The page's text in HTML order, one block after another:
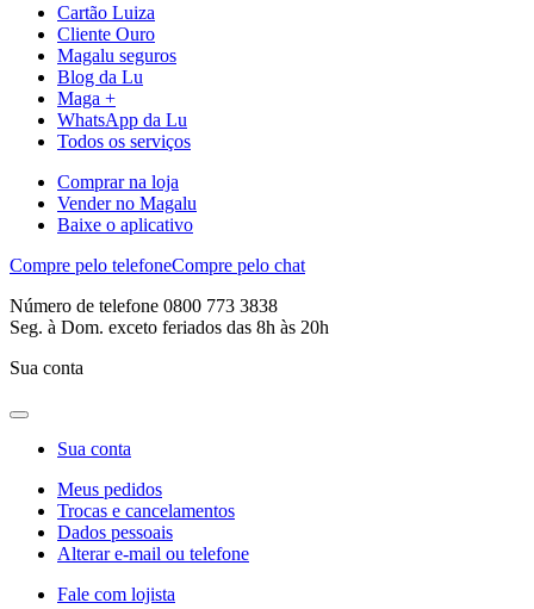
Cartão Luiza
Cliente Ouro
Magalu seguros
Blog da Lu
Maga +
WhatsApp da Lu
Todos os serviços
Comprar na loja
Vender no Magalu
Baixe o aplicativo
Compre pelo telefoneCompre pelo chat
Número de telefone 0800 773 3838
Seg. à Dom. exceto feriados das 8h às 20h
Sua conta
Sua conta
Meus pedidos
Trocas e cancelamentos
Dados pessoais
Alterar e-mail ou telefone
Fale com lojista